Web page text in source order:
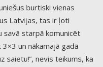
burtiski vienas
Latvijas, tas ir ļoti
savā starpā komunicēt
un nākamajā gadā
saietu!”, nevis teikums, ka